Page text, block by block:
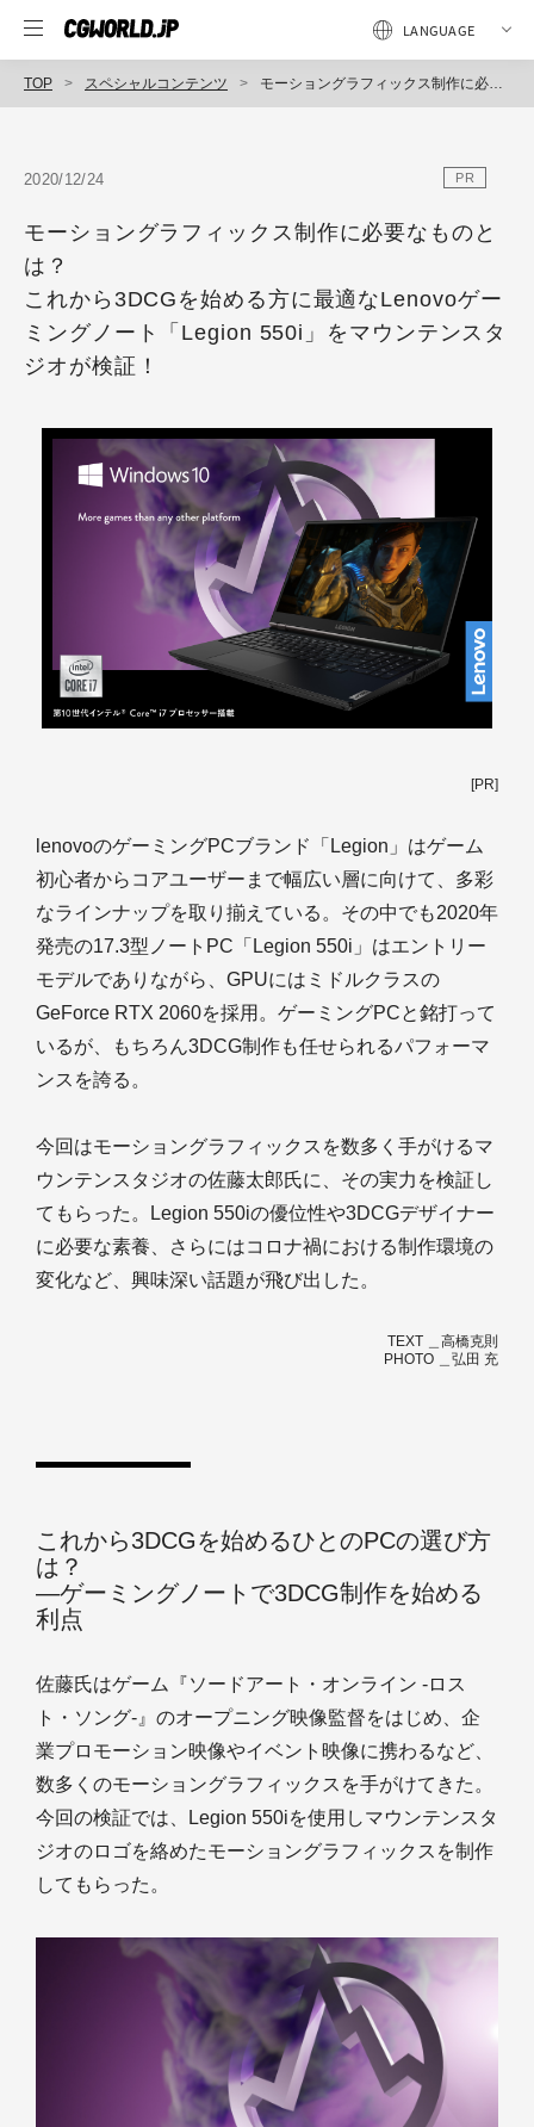
TOP スペシャルコンテンツ モーショングラフィックス制作に必要なものとは？ これから3DCGを始める方に最適なLenovoゲーミングノート「Legion 550i」をマウンテンスタジオが検証！
2020/12/24 PR
モーショングラフィックス制作に必要なものと
は？
これから3DCGを始める方に最適なLenovoゲー
ミングノート「Legion 550i」をマウンテンスタ
ジオが検証！
[PR]
lenovoのゲーミングPCブランド「Legion」はゲーム
初心者からコアユーザーまで幅広い層に向けて、多彩
なラインナップを取り揃えている。その中でも2020年
発売の17.3型ノートPC「Legion 550i」はエントリー
モデルでありながら、GPUにはミドルクラスの
GeForce RTX 2060を採用。ゲーミングPCと銘打って
いるが、もちろん3DCG制作も任せられるパフォーマ
ンスを誇る。
今回はモーショングラフィックスを数多く手がけるマ
ウンテンスタジオの佐藤太郎氏に、その実力を検証し
てもらった。Legion 550iの優位性や3DCGデザイナー
に必要な素養、さらにはコロナ禍における制作環境の
変化など、興味深い話題が飛び出した。
TEXT ＿高橋克則
PHOTO ＿弘田 充
これから3DCGを始めるひとのPCの選び方
は？
―ゲーミングノートで3DCG制作を始める
利点
佐藤氏はゲーム『ソードアート・オンライン -ロス
ト・ソング-』のオープニング映像監督をはじめ、企
業プロモーション映像やイベント映像に携わるなど、
数多くのモーショングラフィックスを手がけてきた。
今回の検証では、Legion 550iを使用しマウンテンスタ
ジオのロゴを絡めたモーショングラフィックスを制作
してもらった。